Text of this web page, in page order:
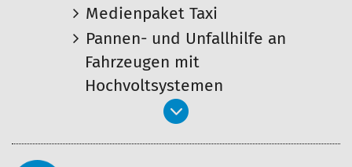
Medienpaket Taxi
Pannen- und Unfallhilfe an
Fahrzeugen mit
Hochvoltsystemen